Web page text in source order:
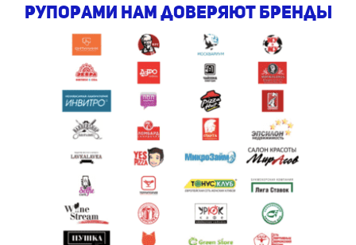
рупорами Нам доверяют бренды